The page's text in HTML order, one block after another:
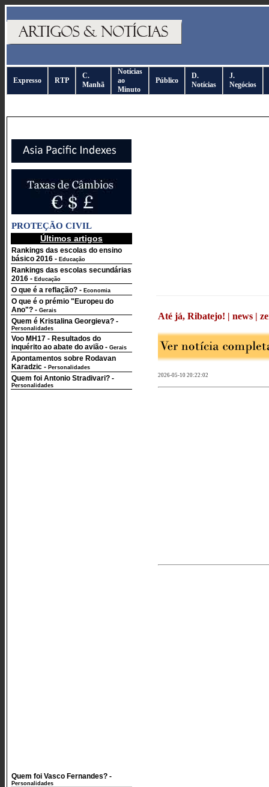
Expresso RTP
C.
Manhã
Notícias
ao
Minuto
Público
D.
Notícias
J.
Negócios
PROTEÇÃO CIVIL
Últimos artigos
Rankings das escolas do ensino
básico 2016 - Educação
Rankings das escolas secundárias
2016 - Educação
O que é a reflação? - Economia
O que é o prémio "Europeu do
Ano"? - Gerais
Quem é Kristalina Georgieva? -
Personalidades
Voo MH17 - Resultados do
inquérito ao abate do avião - Gerais
Apontamentos sobre Rodavan
Karadzic - Personalidades
Quem foi Antonio Stradivari? -
Personalidades
Quem foi Vasco Fernandes? -
Personalidades
Até já, Ribatejo! | news |
2026-05-10 20:22:02